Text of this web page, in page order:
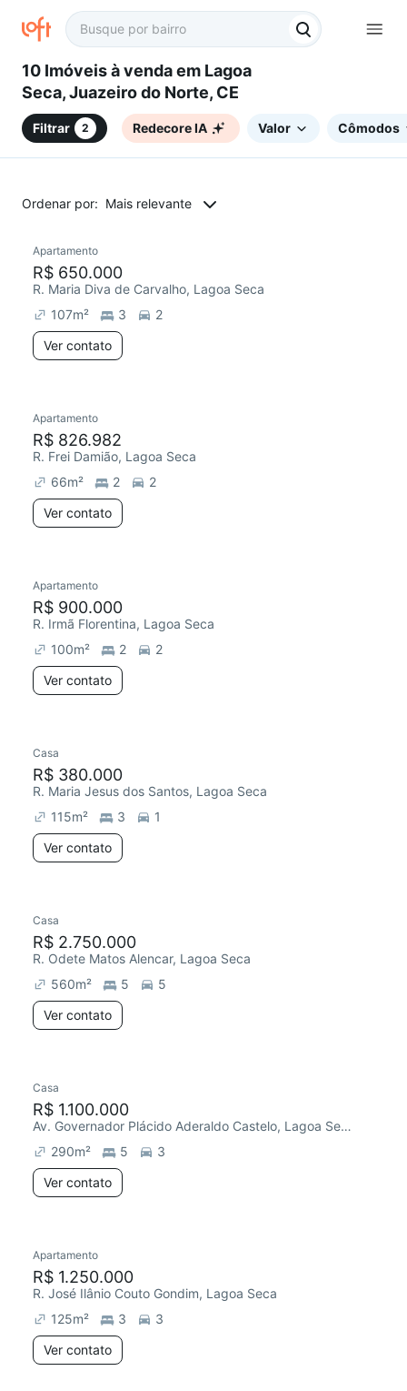
10 Imóveis à venda em Lagoa
Seca, Juazeiro do Norte, CE
Filtrar 2 Redecore IA Valor Cômodos
Ordenar por: Mais relevante
Redecorar
Apartamento
R$ 650.000
R. Maria Diva de Carvalho, Lagoa Seca
107m² 3
2
Ver contato
Apartamento
R$ 826.982
R. Frei Damião, Lagoa Seca
66m² 2
2
Ver contato
Redecorar
Apartamento
R$ 900.000
R. Irmã Florentina, Lagoa Seca
100m² 2
2
Ver contato
Casa
R$ 380.000
R. Maria Jesus dos Santos, Lagoa Seca
115m² 3
1
Ver contato
Casa
R$ 2.750.000
R. Odete Matos Alencar, Lagoa Seca
560m² 5
5
Ver contato
Casa
R$ 1.100.000
Av. Governador Plácido Aderaldo Castelo, Lagoa Seca
290m² 5
3
Ver contato
Redecorar
Apartamento
R$ 1.250.000
R. José Ilânio Couto Gondim, Lagoa Seca
125m² 3
3
Ver contato